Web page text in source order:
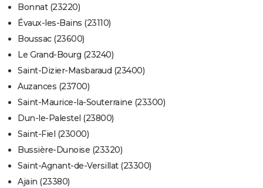
Bonnat (23220)
Évaux-les-Bains (23110)
Boussac (23600)
Le Grand-Bourg (23240)
Saint-Dizier-Masbaraud (23400)
Auzances (23700)
Saint-Maurice-la-Souterraine (23300)
Dun-le-Palestel (23800)
Saint-Fiel (23000)
Bussière-Dunoise (23320)
Saint-Agnant-de-Versillat (23300)
Ajain (23380)